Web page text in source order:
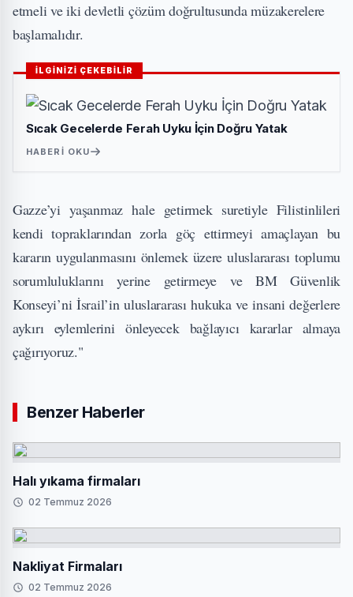
etmeli ve iki devletli çözüm doğrultusunda müzakerelere
başlamalıdır.
İLGİNİZİ ÇEKEBİLİR
Sıcak Gecelerde Ferah Uyku İçin Doğru Yatak
HABERI OKU
Gazze’yi yaşanmaz hale getirmek suretiyle Filistinlileri
kendi topraklarından zorla göç ettirmeyi amaçlayan bu
kararın uygulanmasını önlemek üzere uluslararası toplumu
sorumluluklarını yerine getirmeye ve BM Güvenlik
Konseyi’ni İsrail’in uluslararası hukuka ve insani değerlere
aykırı eylemlerini önleyecek bağlayıcı kararlar almaya
çağırıyoruz."
Benzer Haberler
Halı yıkama firmaları
02 Temmuz 2026
Nakliyat Firmaları
02 Temmuz 2026